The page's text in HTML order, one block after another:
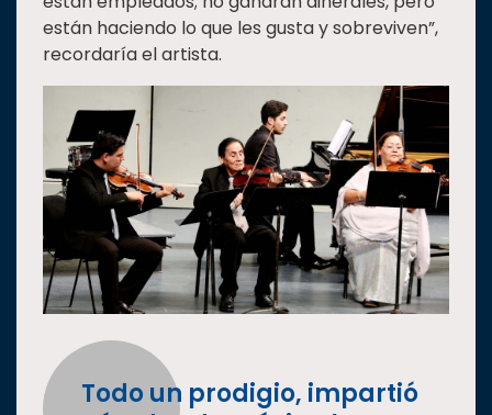
están haciendo lo que les gusta y sobreviven”,
recordaría el artista.
Todo un prodigio, impartió